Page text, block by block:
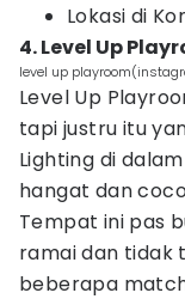
Lokasi di
4. Level Up
level up
Level Up
tapi justru itu
Lighting di
hangat dan
Tempat ini pas
ramai dan tidak
beberapa